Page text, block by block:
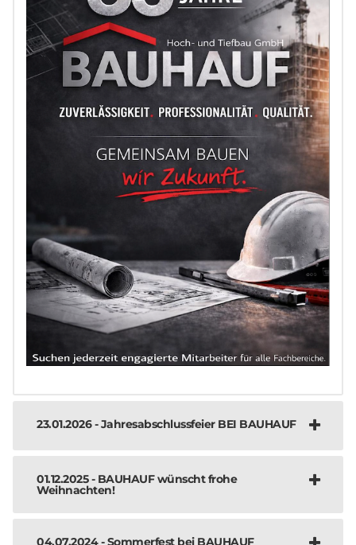
23.01.2026 - Jahresabschlussfeier BEI BAUHAUF
01.12.2025 - BAUHAUF wünscht frohe
Weihnachten!
04.07.2024 - Sommerfest bei BAUHAUF